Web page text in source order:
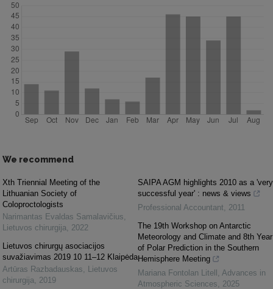
We recommend
Xth Triennial Meeting of the
Lithuanian Society of
Coloproctologists
Narimantas Evaldas Samalavičius
Lietuvos chirurgija
2022
Lietuvos chirurgų asociacijos
suvažiavimas 2019 10 11–12 Klaipėda
Artūras Razbadauskas
Lietuvos
chirurgija
2019
SAIPA AGM highlights 2010 as a 'very
successful year' : news & views
Professional Accountant
2011
The 19th Workshop on Antarctic
Meteorology and Climate and 8th Year
of Polar Prediction in the Southern
Hemisphere Meeting
Mariana Fontolan Litell
Advances in
Atmospheric Sciences
2025